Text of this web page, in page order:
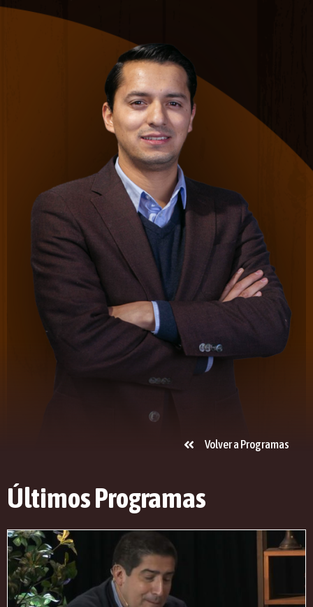
Volver a Programas
Últimos Programas